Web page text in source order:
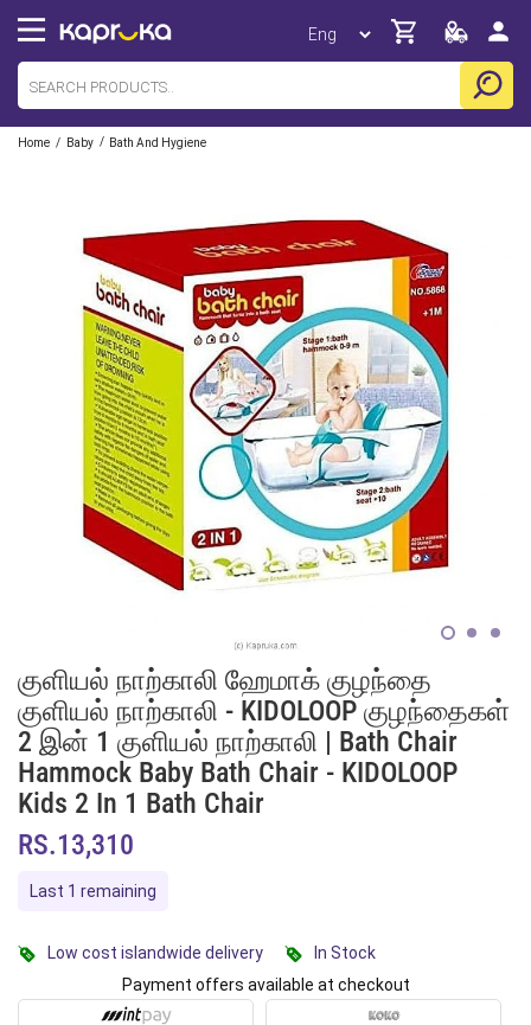
Home / Baby / Bath And Hygiene
குளியல் நாற்காலி ஹேமாக் குழந்தை
குளியல் நாற்காலி - KIDOLOOP குழந்தைகள்
2 இன் 1 குளியல் நாற்காலி | Bath Chair
Hammock Baby Bath Chair - KIDOLOOP
Kids 2 In 1 Bath Chair
RS.13,310
Last 1 remaining
Low cost islandwide delivery
In Stock
Payment offers available at checkout